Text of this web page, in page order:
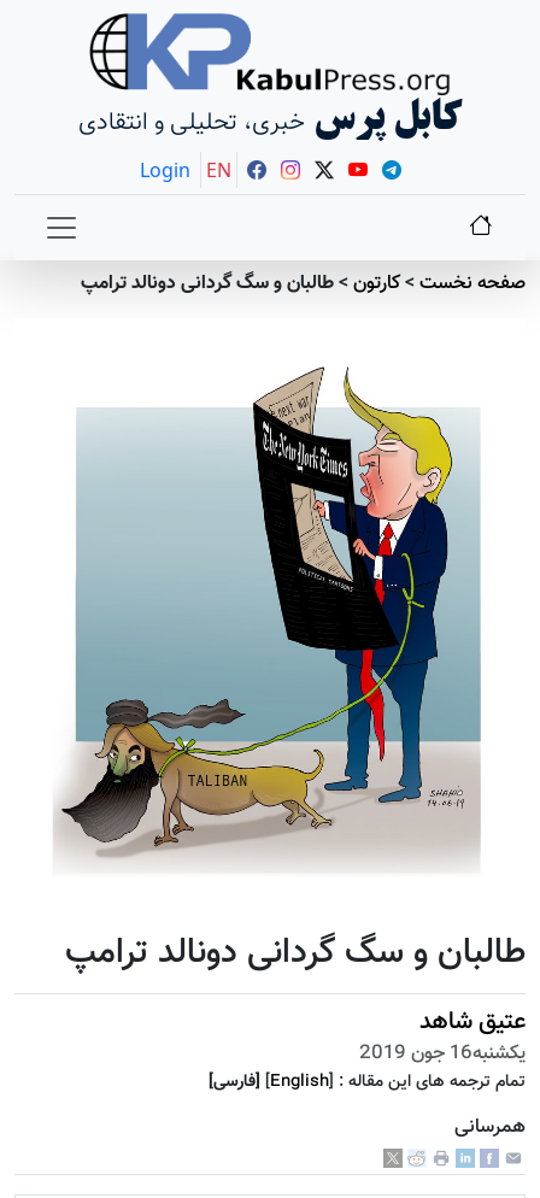
کابل پرس خبری، تحلیلی و انتقادی
Login EN
صفحه نخست>کارتون>طالبان و سگ گردانی دونالد ترامپ
طالبان و سگ گردانی دونالد ترامپ
عتیق شاهد
يكشنبه16 جون 2019
تمام ترجمه هاى اين مقاله : [English] [فارسى]
همرسانی